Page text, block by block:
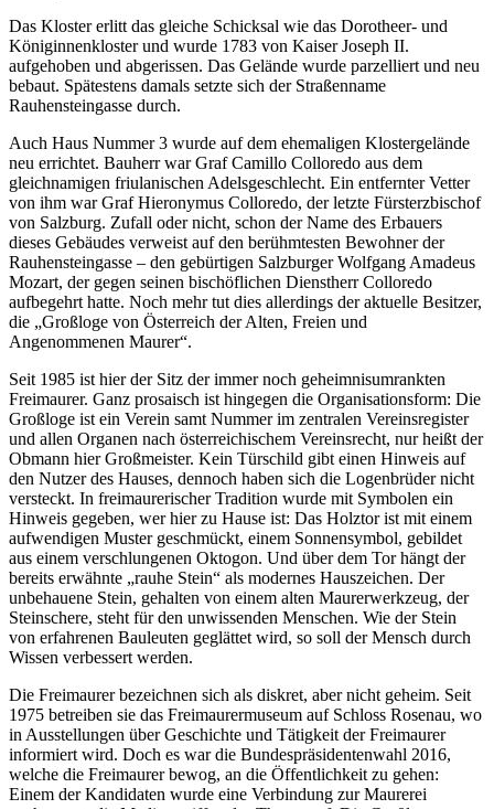
Das Kloster erlitt das gleiche Schicksal wie das Dorotheer- und
Königinnenkloster und wurde 1783 von Kaiser Joseph II.
aufgehoben und abgerissen. Das Gelände wurde parzelliert und neu
bebaut. Spätestens damals setzte sich der Straßenname
Rauhensteingasse durch.
Auch Haus Nummer 3 wurde auf dem ehemaligen Klostergelände
neu errichtet. Bauherr war Graf Camillo Colloredo aus dem
gleichnamigen friulanischen Adelsgeschlecht. Ein entfernter Vetter
von ihm war Graf Hieronymus Colloredo, der letzte Fürsterzbischof
von Salzburg. Zufall oder nicht, schon der Name des Erbauers
dieses Gebäudes verweist auf den berühmtesten Bewohner der
Rauhensteingasse – den gebürtigen Salzburger Wolfgang Amadeus
Mozart, der gegen seinen bischöflichen Dienstherr Colloredo
aufbegehrt hatte. Noch mehr tut dies allerdings der aktuelle Besitzer,
die „Großloge von Österreich der Alten, Freien und
Angenommenen Maurer“.
Seit 1985 ist hier der Sitz der immer noch geheimnisumrankten
Freimaurer. Ganz prosaisch ist hingegen die Organisationsform: Die
Großloge ist ein Verein samt Nummer im zentralen Vereinsregister
und allen Organen nach österreichischem Vereinsrecht, nur heißt der
Obmann hier Großmeister. Kein Türschild gibt einen Hinweis auf
den Nutzer des Hauses, dennoch haben sich die Logenbrüder nicht
versteckt. In freimaurerischer Tradition wurde mit Symbolen ein
Hinweis gegeben, wer hier zu Hause ist: Das Holztor ist mit einem
aufwendigen Muster geschmückt, einem Sonnensymbol, gebildet
aus einem verschlungenen Oktogon. Und über dem Tor hängt der
bereits erwähnte „rauhe Stein“ als modernes Hauszeichen. Der
unbehauene Stein, gehalten von einem alten Maurerwerkzeug, der
Steinschere, steht für den unwissenden Menschen. Wie der Stein
von erfahrenen Bauleuten geglättet wird, so soll der Mensch durch
Wissen verbessert werden.
Die Freimaurer bezeichnen sich als diskret, aber nicht geheim. Seit
1975 betreiben sie das Freimaurermuseum auf Schloss Rosenau, wo
in Ausstellungen über Geschichte und Tätigkeit der Freimaurer
informiert wird. Doch es war die Bundespräsidentenwahl 2016,
welche die Freimaurer bewog, an die Öffentlichkeit zu gehen:
Einem der Kandidaten wurde eine Verbindung zur Maurerei